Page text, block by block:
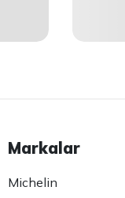
Markalar
Michelin